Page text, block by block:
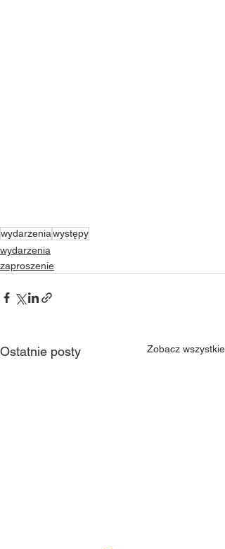
wydarzeniawystępy
wydarzenia
zaproszenie
Ostatnie posty Zobacz wszystkie